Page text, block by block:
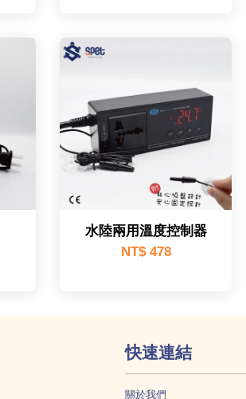
水陸兩用溫度控制器
NT$ 478
快速連結
關於我們